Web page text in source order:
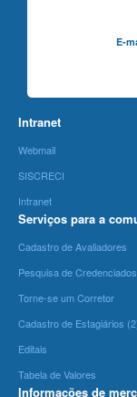
E-
Intranet
Webmail
SISCRECI
Intranet
Serviços para a
Cadastro de Avaliadores
Pesquisa de Credenciados
Torne-se um Corretor
Cadastro de Estagiários
Editais
Tabela de Valores
Informações de